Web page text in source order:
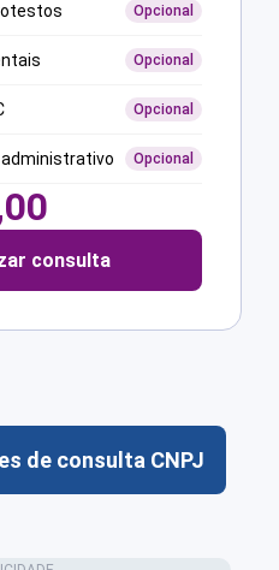
Opcional
Opcional
Opcional
Opcional
consulta
de consulta CNPJ